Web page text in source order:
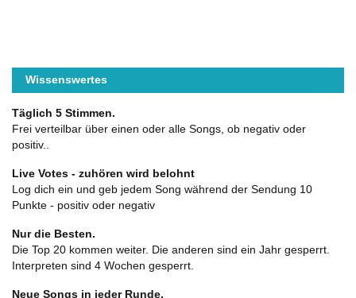
Wissenswertes
Täglich 5 Stimmen.
Frei verteilbar über einen oder alle Songs, ob negativ oder
positiv..
Live Votes - zuhören wird belohnt
Log dich ein und geb jedem Song während der Sendung 10
Punkte - positiv oder negativ
Nur die Besten.
Die Top 20 kommen weiter. Die anderen sind ein Jahr gesperrt.
Interpreten sind 4 Wochen gesperrt.
Neue Songs in jeder Runde.